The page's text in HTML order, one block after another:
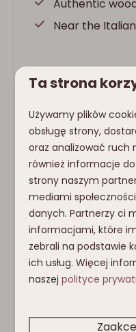
Authentic
Near the
Luksusowy
4+2 os.
Karinthië, Jenig
Ta strona
Używamy plików
obsługę strony,
oraz analizować ruch
również informacje
strony naszym
mediami
danych. Partnerzy ci
informacjami, które
zebrali na podstawie
ich usług. Więcej
naszejpolityce